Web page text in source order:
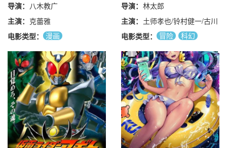
勒/莱尔德·曼辛托斯/迈
克尔·法斯宾德/吉米·法
伦/马修·塞特尔/克里·约
翰逊/约翰·莱特/克里斯·
吉尔/杰森·奥玛拉/约瑟
夫·梅/戴米恩·路易斯/大
卫·科罗/亚当·詹姆斯/巴
特·鲁斯波利/菲利普·巴
兰蒂尼/里克·沃登/卢克·
罗伯茨/詹姆斯·马迪欧/
道格拉斯·斯派
恩/John·Adams/科林·汉
克斯/小理察·斯贝特/柯
克·埃斯沃多/迈克尔·库
导演： 八木教广
主演： 克蕾雅
电影类型：
漫画
导演： 林太郎
主演： 土师孝也/铃村健一/古川
登志夫/志村知幸/千叶
繁/杉田智和/园部启一/
松本梨香/江原正士/千叶
进步/隆大介/柳濑嵩/冈
田浩晖/石田太郎/爱河里
花子/若本规夫/小山茉
美/青野武/泷口顺平/永
井豪/鲇贝健/涉谷茂/井
上伦宏/皆口裕子/池田
胜/富田耕生/麻生智久/
肥后诚/八代骏/井元由
香/小林希唯/天田真人/
电影类型： 冒险
科幻